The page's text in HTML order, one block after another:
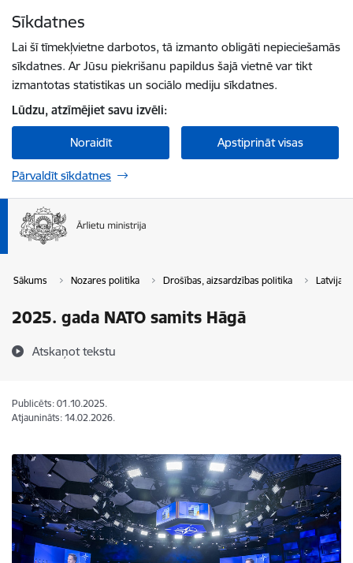
Sīkdatnes
Lai šī tīmekļvietne darbotos, tā izmanto obligāti nepieciešamās
sīkdatnes. Ar Jūsu piekrišanu papildus šajā vietnē var tikt
izmantotas statistikas un sociālo mediju sīkdatnes.
Lūdzu, atzīmējiet savu izvēli:
Noraidīt Apstiprināt visas
Pārvaldīt sīkdatnes
Sākums Nozares politika Drošības, aizsardzības politika Latvijas
2025. gada NATO samits Hāgā
Atskaņot tekstu
Publicēts: 01.10.2025.
Atjaunināts: 14.02.2026.